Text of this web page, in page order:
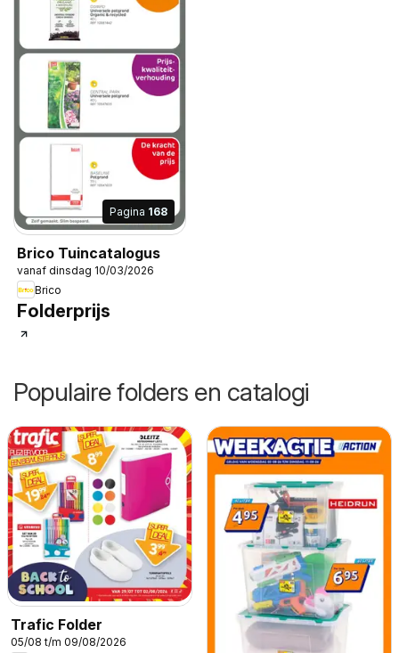
Pagina 168
Brico Tuincatalogus
vanaf dinsdag 10/03/2026
Brico
Folderprijs
Populaire folders en catalogi
Trafic Folder
05/08 t/m 09/08/2026